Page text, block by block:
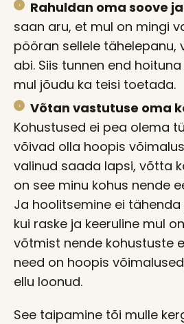
Rahuldan oma soove
saan aru, et mul on mingi
pööran sellele tähelepanu,
abi. Siis tunnen end
mul jõudu ka teisi toetada.
Võtan vastutuse oma
Kohustused ei pea olema
võivad olla hoopis
valinud saada lapsi, võtta
on see minu kohus nende
Ja hoolitsemine ei
kui raske ja keeruline mul
võtmist nende kohustuste
need on hoopis
ellu loonud.
See taipamine tõi mulle